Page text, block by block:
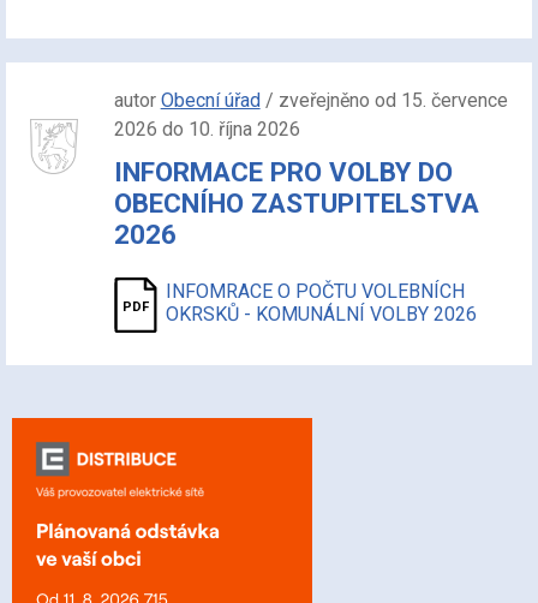
autor Obecní úřad/ zveřejněno od 15. července
2026 do 10. října 2026
INFORMACE PRO VOLBY DO
OBECNÍHO ZASTUPITELSTVA
2026
INFOMRACE O POČTU VOLEBNÍCH
OKRSKŮ - KOMUNÁLNÍ VOLBY 2026